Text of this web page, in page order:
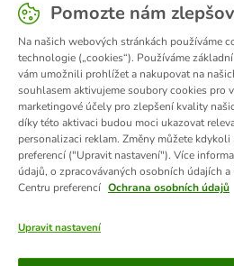
Způsoby platby
Pomozte nám
Na našich webových stránkách používáme
technologie („cookies“). Používáme
vám umožnili prohlížet a nakupovat na
souhlasem aktivujeme soubory cookies pro
marketingové účely pro zlepšení kvality
díky této aktivaci budou moci ukazovat
personalizaci reklam. Změny můžete
preferencí ("Upravit nastavení"). Více
údajů, o zpracovávaných osobních údajích
Centru preferencí Ochrana osobních údajů
Upravit nastavení